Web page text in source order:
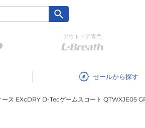
アウトドア専門
セール
ース EXcDRY D-Tecゲームスコート QTWXJE05